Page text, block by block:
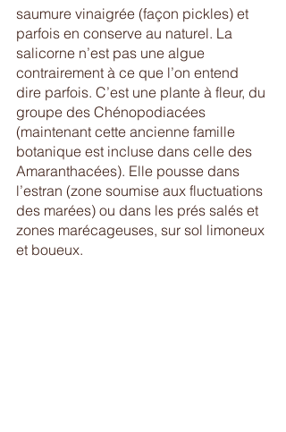
saumure vinaigrée (façon pickles) et
parfois en conserve au naturel. La
salicorne n’est pas une algue
contrairement à ce que l’on entend
dire parfois. C’est une plante à fleur, du
groupe des Chénopodiacées
(maintenant cette ancienne famille
botanique est incluse dans celle des
Amaranthacées). Elle pousse dans
l’estran (zone soumise aux fluctuations
des marées) ou dans les prés salés et
zones marécageuses, sur sol limoneux
et boueux.